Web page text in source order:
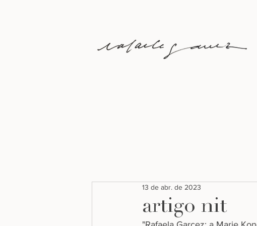
artigo nit
13 de abr. de 2023